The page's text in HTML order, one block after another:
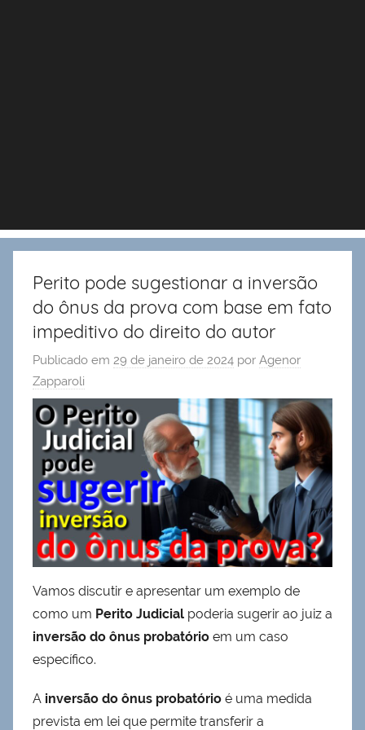
Perito pode sugestionar a inversão
do ônus da prova com base em fato
impeditivo do direito do autor
Publicado em 29 de janeiro de 2024 por Agenor
Zapparoli
Vamos discutir e apresentar um exemplo de
como um Perito Judicial poderia sugerir ao juiz a
inversão do ônus probatório em um caso
específico.
A inversão do ônus probatório é uma medida
prevista em lei que permite transferir a